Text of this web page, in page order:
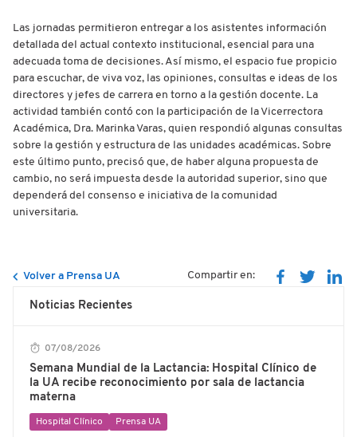
Las jornadas permitieron entregar a los asistentes información
detallada del actual contexto institucional, esencial para una
adecuada toma de decisiones. Así mismo, el espacio fue propicio
para escuchar, de viva voz, las opiniones, consultas e ideas de los
directores y jefes de carrera en torno a la gestión docente. La
actividad también contó con la participación de la Vicerrectora
Académica, Dra. Marinka Varas, quien respondió algunas consultas
sobre la gestión y estructura de las unidades académicas. Sobre
este último punto, precisó que, de haber alguna propuesta de
cambio, no será impuesta desde la autoridad superior, sino que
dependerá del consenso e iniciativa de la comunidad
universitaria.
Volver a Prensa UA Compartir en:
Noticias Recientes
07/08/2026
Semana Mundial de la Lactancia: Hospital Clínico de
la UA recibe reconocimiento por sala de lactancia
materna
Hospital Clínico Prensa UA